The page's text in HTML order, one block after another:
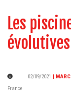
Les
02/09/2021 |
France